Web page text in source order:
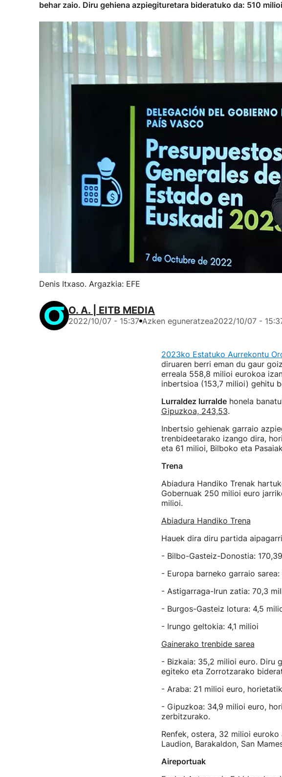
behar zaio. Diru gehiena azpiegituretara bideratuko da: 510
Denis Itxaso. Argazkia: EFE
O. A. | EITB MEDIA
2022/10/07 - 15:37 Azken eguneratzea2022/10/07 -
2023ko Estatuko Aurrekontu
diruaren berri eman du gaur
erreala 558,8 milioi eurokoa
inbertsioa (153,7 milioi) gehitu
Lurraldez lurraldehonela
Gipuzkoa, 243,53.
Inbertsio gehienak garraio
trenbideetarako izango dira,
eta 61 milioi, Bilboko eta
Trena
Abiadura Handiko Trenak
Gobernuak 250 milioi euro
milioi.
Abiadura Handiko Trena
Hauek dira diru partida
- Bilbo-Gasteiz-Donostia:
- Europa barneko garraio
- Astigarraga-Irun zatia: 70,3
- Burgos-Gasteiz lotura: 4,5
- Irungo geltokia: 4,1 milioi
Gainerako trenbide sarea
- Bizkaia: 35,2 milioi euro. Diru
egiteko eta Zorrotzarako
- Araba: 21 milioi euro,
- Gipuzkoa: 34,9 milioi euro,
zerbitzurako.
Renfek, ostera, 32 milioi
Laudion, Barakaldon, San
Aireportuak